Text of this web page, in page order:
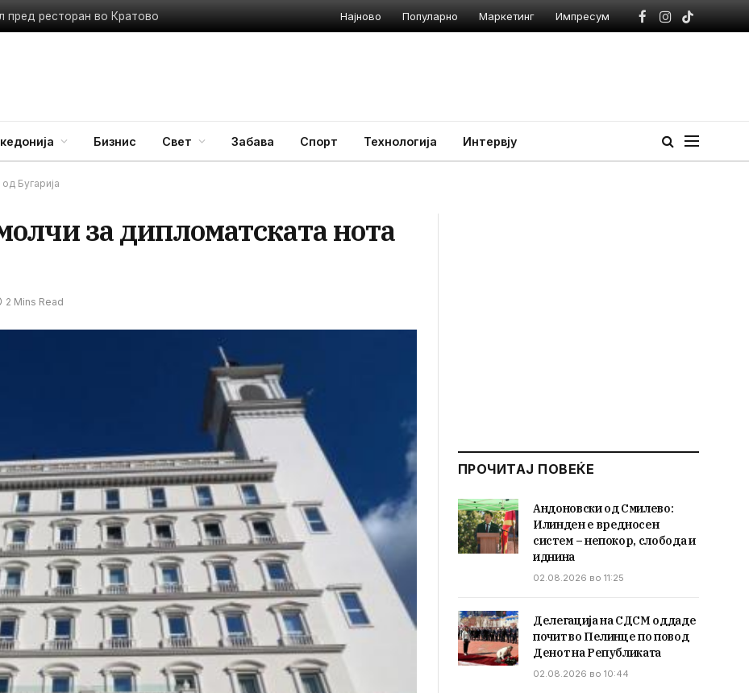
пред ресторан во Кратово Најново Популарно Маркетинг Импресум
Facebook
Instagram
TikTok
Бизнис Свет Забава Спорт Технологија Интервју
Бугарија
за дипломатската нота
2 Mins Read
ПРОЧИТАЈ ПОВЕЌЕ
Андоновски од Смилево:
Илинден е вредносен
систем – непокор, слобода и
иднина
02.08.2026 во 11:25
Делегација на СДСМ оддаде
почит во Пелинце по повод
Денот на Републиката
02.08.2026 во 10:44